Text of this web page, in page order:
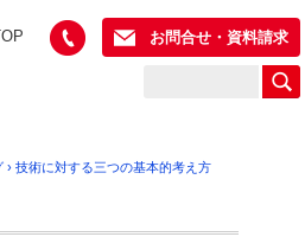
お問合せ・資料請求
› 技術に対する三つの基本的考え方